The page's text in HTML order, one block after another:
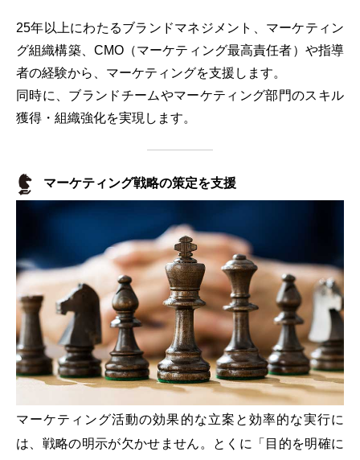
25年以上にわたるブランドマネジメント、マーケティン
グ組織構築、CMO（マーケティング最高責任者）や指導
者の経験から、マーケティングを支援します。
同時に、ブランドチームやマーケティング部門のスキル
獲得・組織強化を実現します。
マーケティング戦略の策定を支援
マーケティング活動の効果的な立案と効率的な実行に
は、戦略の明示が欠かせません。とくに「目的を明確に